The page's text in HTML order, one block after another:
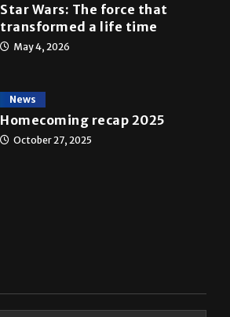
Star Wars: The force that
transformed a life time
May 4, 2026
News
Homecoming recap 2025
October 27, 2025